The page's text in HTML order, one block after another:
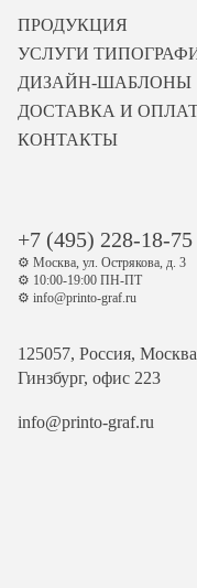
ПРОДУКЦИЯ
УСЛУГИ
ДИЗАЙН-ШАБЛОНЫ
ДОСТАВКА И
КОНТАКТЫ
+7 (495) 228-18-75
⚙️ Москва, ул. Острякова, д. 3
⚙️ 10:00-19:00 ПН-ПТ
⚙️ info@printo-graf.ru
125057, Россия,
Гинзбург, офис 223
info@printo-graf.ru